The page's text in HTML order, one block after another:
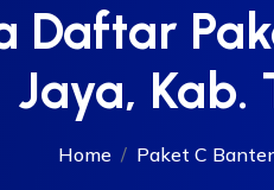
Daftar
Jaya, Kab.
Home Paket C